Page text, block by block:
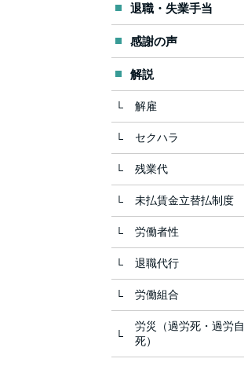
退職・失業手当
感謝の声
解説
解雇
セクハラ
残業代
未払賃金立替払制度
労働者性
退職代行
労働組合
労災（過労死・過労自
死）